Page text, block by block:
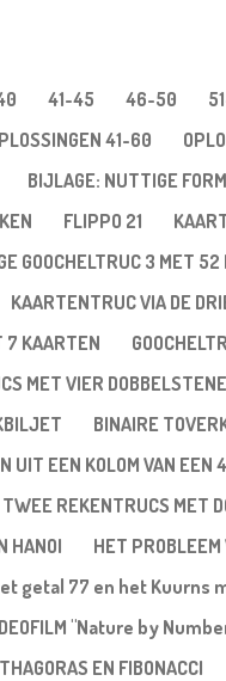
41-45 46-50
41-60
BIJLAGE: NUTTIGE
FLIPPO 21
GOOCHELTRUC 3 MET
KAARTENTRUC VIA DE
7 KAARTEN
MET VIER
BINAIRE
UIT EEN KOLOM VAN EEN
TWEE REKENTRUCS MET
HANOI
HET
getal 77 en het Kuurns
"Nature by
EN FIBONACCI